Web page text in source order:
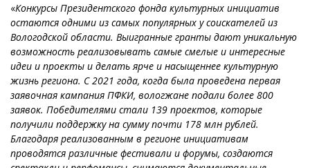
«Конкурсы Президентского фонда культурных инициатив
остаются одними из самых популярных у соискателей из
Вологодской области. Выигранные гранты дают уникальную
возможность реализовывать самые смелые и интересные
идеи и проекты и делать ярче и насыщеннее культурную
жизнь региона. С 2021 года, когда была проведена первая
заявочная кампания ПФКИ, вологжане подали более 800
заявок. Победителями стали 139 проектов, которые
получили поддержку на сумму почти 178 млн рублей.
Благодаря реализованным в регионе инициативам
проводятся различные фестивали и форумы, создаются